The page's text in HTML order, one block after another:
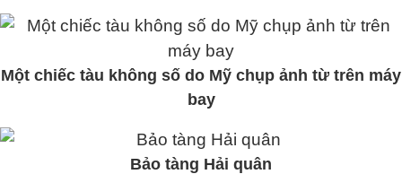
Một chiếc tàu không số do Mỹ chụp ảnh từ trên máy
bay
Bảo tàng Hải quân